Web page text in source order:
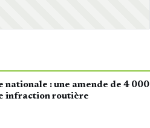
nationale : une amende de 4 000
infraction routière